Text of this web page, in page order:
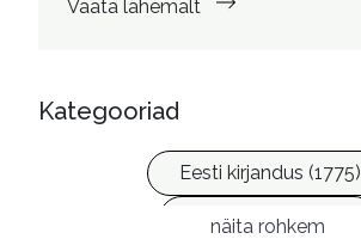
Vaata lähemalt
Kategooriad
Eesti kirjandus (1775)
Ilukirjandus (4255)
näita rohkem